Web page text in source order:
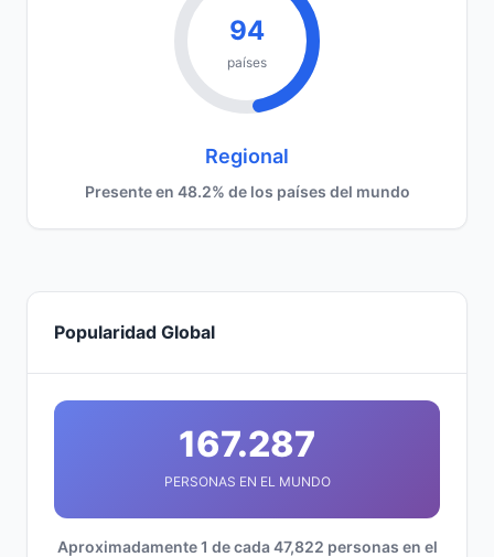
94
países
Regional
Presente en 48.2% de los países del mundo
Popularidad Global
167.287
PERSONAS EN EL MUNDO
Aproximadamente 1 de cada 47,822 personas en el